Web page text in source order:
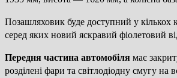
Позашляховик буде доступний у кількох
серед яких новий яскравий фіолетовий
Передня частина автомобіля має
розділені фари та світлодіодну смугу